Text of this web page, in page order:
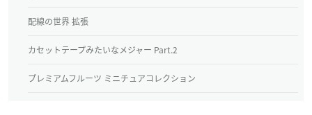
配線の世界 拡張
カセットテープみたいなメジャー Part.2
プレミアムフルーツ ミニチュアコレクション